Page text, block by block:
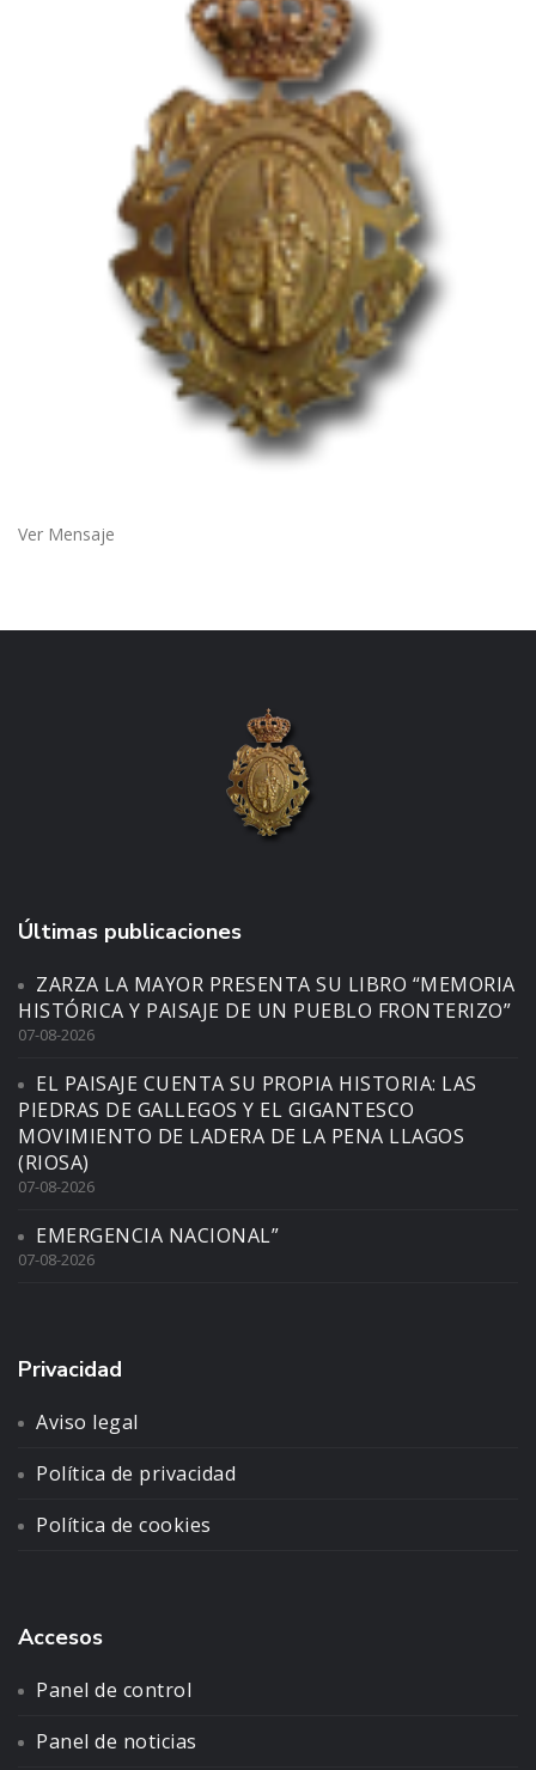
Ver Mensaje
Últimas publicaciones
ZARZA LA MAYOR PRESENTA SU LIBRO “MEMORIA
HISTÓRICA Y PAISAJE DE UN PUEBLO FRONTERIZO”
07-08-2026
EL PAISAJE CUENTA SU PROPIA HISTORIA: LAS
PIEDRAS DE GALLEGOS Y EL GIGANTESCO
MOVIMIENTO DE LADERA DE LA PENA LLAGOS
(RIOSA)
07-08-2026
EMERGENCIA NACIONAL”
07-08-2026
Privacidad
Aviso legal
Política de privacidad
Política de cookies
Accesos
Panel de control
Panel de noticias